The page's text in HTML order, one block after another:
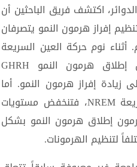
اكتشف فريق الباحثين أن
إفراز هرمون النمو يتصرفان
نوم حركة العين السريعة
REM، يرتفع كل من هرمون إطلاق هرمون النمو GHRH
زيادة إفراز هرمون النمو. أما
أثناء نوم حركة العين غير السريعة NREM، فتنخفض مستويات
إطلاق هرمون النمو بشكل
لتنظيم الهرمونات.